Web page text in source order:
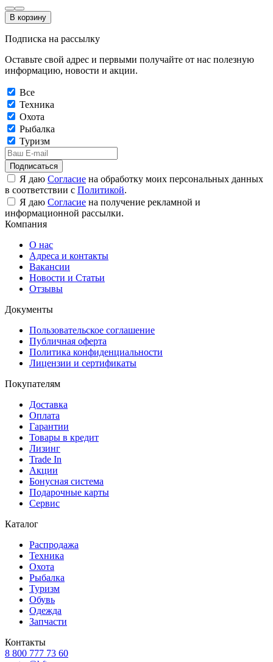
В корзину
Подписка на рассылку
Оставьте свой адрес и первыми получайте от нас полезную
информацию, новости и акции.
Все
Техника
Охота
Рыбалка
Туризм
Подписаться
Я даю Согласие на обработку моих персональных данных
в соответствии с Политикой.
Я даю Согласие на получение рекламной и
информационной рассылки.
Компания
О нас
Адреса и контакты
Вакансии
Новости и Статьи
Отзывы
Документы
Пользовательское соглашение
Публичная оферта
Политика конфиденциальности
Лицензии и сертификаты
Покупателям
Доставка
Оплата
Гарантии
Товары в кредит
Лизинг
Trade In
Акции
Бонусная система
Подарочные карты
Сервис
Каталог
Распродажа
Техника
Охота
Рыбалка
Туризм
Обувь
Одежда
Запчасти
Контакты
8 800 777 73 60